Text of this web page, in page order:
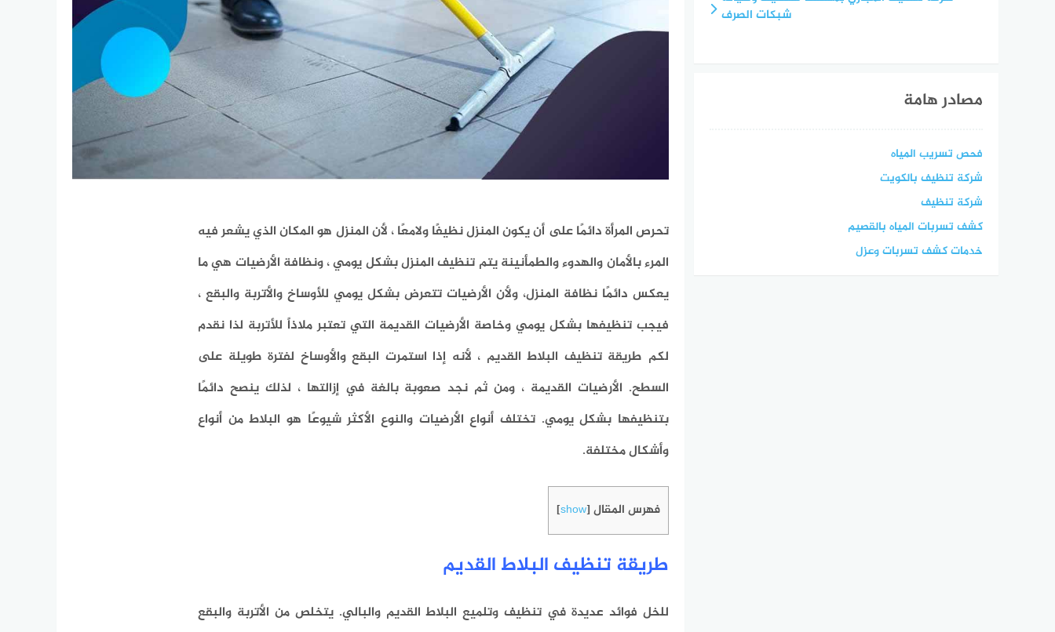
تحرص المرأة دائمًا على أن يكون المنزل نظيفًا ولامعًا ، لأن المنزل هو المكان الذي يشعر فيه
المرء بالأمان والهدوء والطمأنينةيتم تنظيف المنزل بشكل يومي ، ونظافة الأرضيات هي ما
يعكس دائمًا نظافة المنزل، ولأن الأرضيات تتعرض بشكل يومي للأوساخ والأتربة والبقع ،
فيجب تنظيفها بشكل يومي وخاصة الأرضيات القديمة التي تعتبر ملاذاً للأتربة لذا نقدم
لكم طريقة تنظيف البلاط القديم ، لأنه إذا استمرت البقع والأوساخ لفترة طويلة على
السطح. الأرضيات القديمة ، ومن ثم نجد صعوبة بالغة في إزالتها ، لذلك ينصح دائمًا
بتنظيفها بشكل يومي. تختلف أنواع الأرضيات والنوع الأكثر شيوعًا هو البلاط من أنواع
وأشكال مختلفة.
فهرس المقال [
show
]
طريقة تنظيف البلاط القديم
للخل فوائد عديدة في تنظيف وتلميع البلاط القديم والبالي. يتخلص من الأتربة والبقع
شبكات الصرف
مصادر هامة
فحص تسريب المياه
شركة تنظيف بالكويت
شركة تنظيف
كشف تسربات المياه بالقصيم
خدمات كشف تسربات وعزل